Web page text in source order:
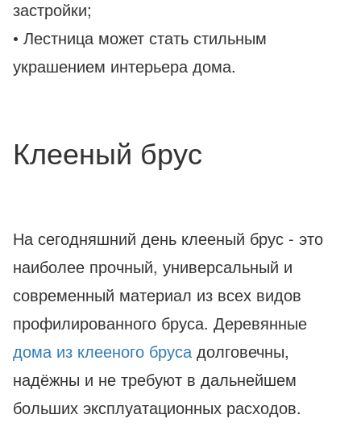
застройки;
• Лестница может стать стильным
украшением интерьера дома.
Клееный брус
На сегодняшний день клееный брус - это
наиболее прочный, универсальный и
современный материал из всех видов
профилированного бруса. Деревянные
дома из клееного бруса долговечны,
надёжны и не требуют в дальнейшем
больших эксплуатационных расходов.